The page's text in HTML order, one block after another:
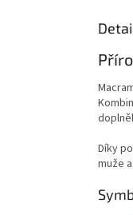
Díky
muže